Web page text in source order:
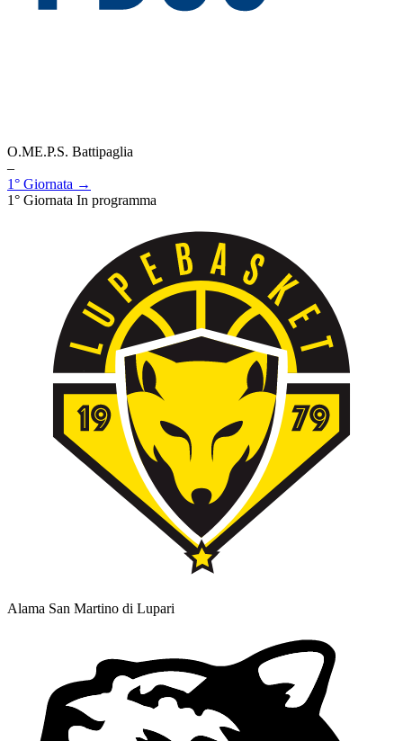
O.ME.P.S. Battipaglia
–
1° Giornata →
1° Giornata In programma
Alama San Martino di Lupari